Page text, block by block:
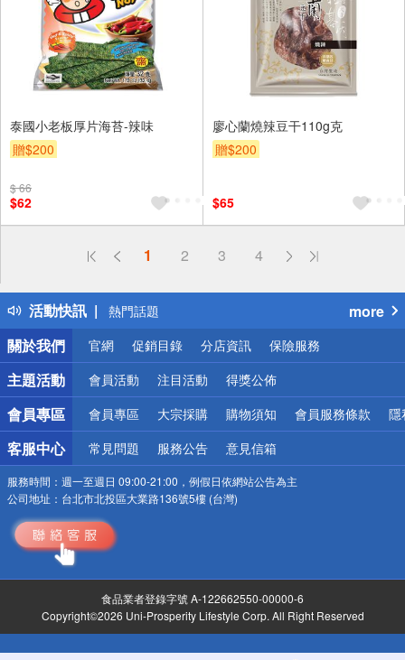
泰國小老板厚片海苔-辣味
贈$200
$ 66
$62
廖心蘭燒辣豆干110g克
贈$200
$65
1 2 3 4
活動快訊
偏遠地區配送
得獎公告
熱門話題
銀行優惠
偏遠地區配送
詐騙網頁！請小心！
more
關於我們
官網 促銷目錄 分店資訊 保險服務
主題活動 會員活動 注目活動 得獎公佈
會員專區 會員專區 大宗採購 購物須知 會員服務條款 隱
客服中心 常見問題 服務公告 意見信箱
服務時間： 週一至週日 09:00-21:00，例假日依網站公告為主
公司地址： 台北市北投區大業路136號5樓 (台灣)
食品業者登錄字號 A-122662550-00000-6
Copyright©2026 Uni-Prosperity Lifestyle Corp. All Right Reserved